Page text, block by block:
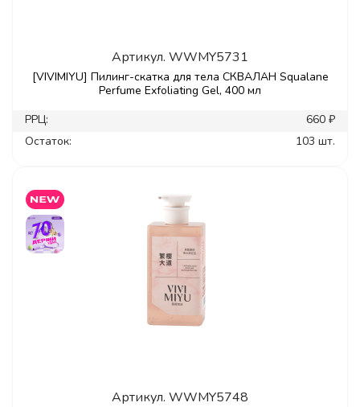
Артикул. WWMY5731
[VIVIMIYU] Пилинг-скатка для тела СКВАЛАН Squalane
Perfume Exfoliating Gel, 400 мл
РРЦ:
660 ₽
Остаток:
103 шт.
Артикул. WWMY5748